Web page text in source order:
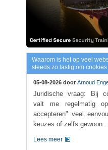
Waarom is het op veel
steeds zo lastig om
05-08-2026 door Arnoud
Juridische vraag: Bij
valt me regelmatig
accepteren" veel
keuzes of zelfs gewoon
Lees meer